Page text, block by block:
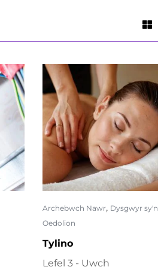
Archebwch Nawr, Dysgwyr sy'n
Oedolion
Tylino
Lefel 3 - Uwch